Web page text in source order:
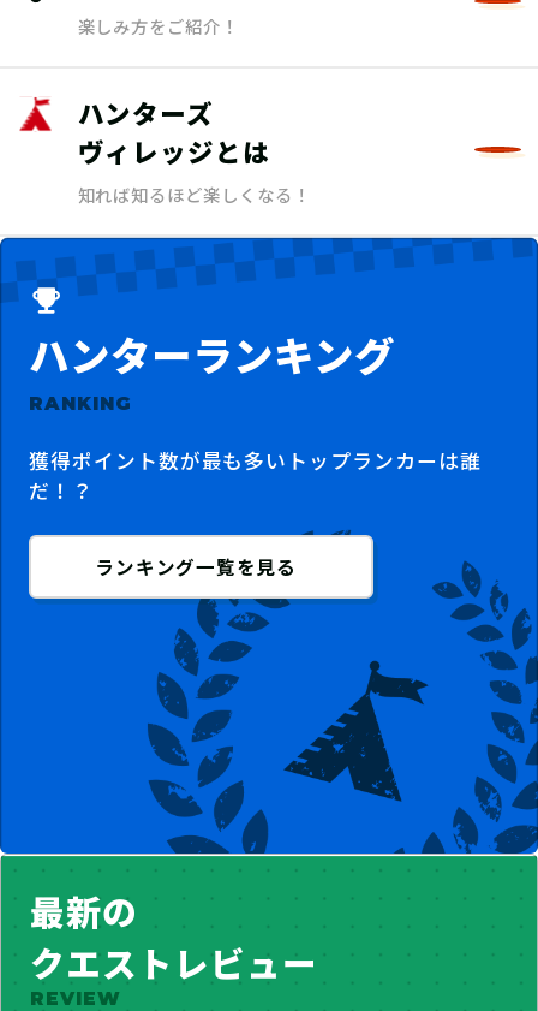
楽しみ方をご紹介！
ハンターズ
ヴィレッジとは
知れば知るほど楽しくなる！
ハンターランキング
RANKING
獲得ポイント数が最も多いトップランカーは誰
だ！？
ランキング一覧を見る
最新の
クエストレビュー
REVIEW